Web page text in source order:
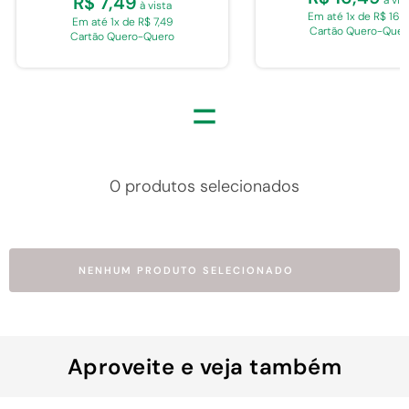
à vista
Em até 1x de R$ 7,49
Cartão Quero-Quero
Em até 1x de R$
Cartão Quero-
=
0 produtos selecionados
NENHUM PRODUTO SELECIONADO
Aproveite e veja também